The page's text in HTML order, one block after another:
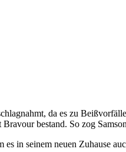
da es zu
bestand. So zog
in seinem neuen Zuhause